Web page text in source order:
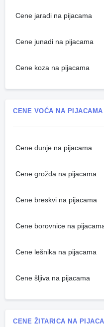
Cene jaradi na pijacama
Cene junadi na pijacama
Cene koza na pijacama
CENE VOĆA NA PIJACAMA
Cene dunje na pijacama
Cene grožđa na pijacama
Cene breskvi na pijacama
Cene borovnice na
Cene lešnika na pijacama
Cene šljiva na pijacama
CENE ŽITARICA NA